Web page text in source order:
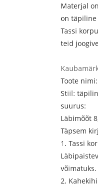
Materjal
on täpiline
Tassi
teid
Toote
Stiil:
suurus:
Läbimõõt
Täpsem
1. Tassi
võimatuks.
2.